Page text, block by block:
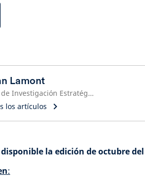
Lamont
Director de Investigación Estratégica, Schroders
los artículos
la edición de octubre
: